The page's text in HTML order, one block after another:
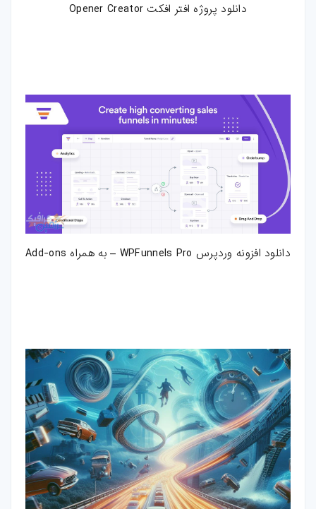
دانلود پروژه افتر افکت Opener Creator
دانلود افزونه وردپرس WPFunnels Pro – به همراه Add-ons